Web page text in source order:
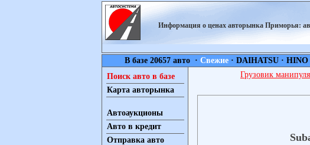
Информация о ценах авторынка
В базе 20657 авто · Свежие· DAIHATSU· HINO
Поиск авто в базе
Карта авторынка
Автоаукционы
Авто в кредит
Отправка авто
Грузовик